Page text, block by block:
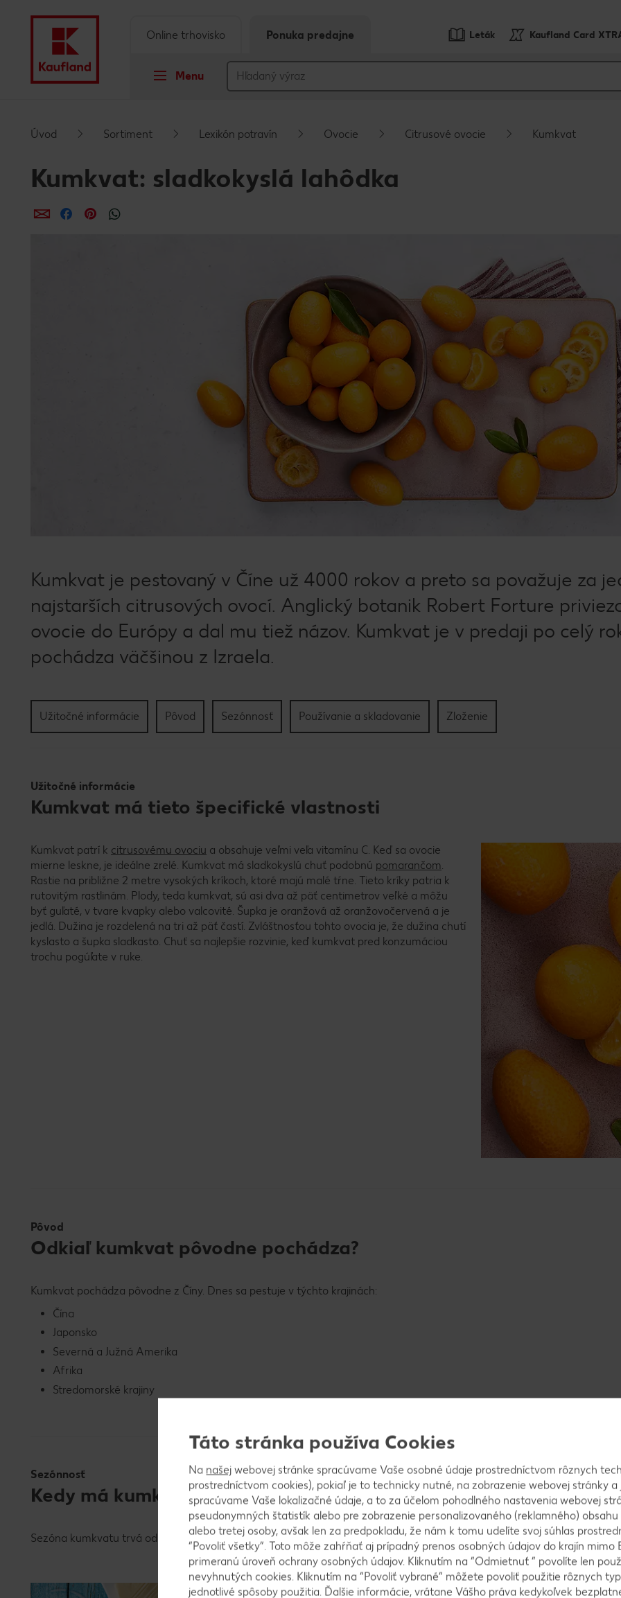
Leták Kaufland Card
Menu
Online trhovisko Ponuka predajne
Úvod Sortiment Lexikón potravín Ovocie Citrusové ovocie Kumkvat
Kumkvat: sladkokyslá lahôdka
ZdieľaťZdieľaťZdieľať
Kumkvat je pestovaný v Číne už 4000 rokov a preto sa považuje za
najstarších citrusových ovocí. Anglický botanik Robert Forture
ovocie do Európy a dal mu tiež názov. Kumkvat je v predaji po celý
pochádza väčšinou z Izraela.
Užitočné informácie Pôvod Sezónnosť Používanie a skladovanie Zloženie
Užitočné informácie
Kumkvat má tieto špecifické vlastnosti
Kumkvat patrí k citrusovému ovociu a obsahuje veľmi veľa vitamínu C. Keď sa ovocie
mierne leskne, je ideálne zrelé. Kumkvat má sladkokyslú chuť podobnú pomarančom.
Rastie na približne 2 metre vysokých kríkoch, ktoré majú malé tŕne. Tieto kríky patria k
rutovitým rastlinám. Plody, teda kumkvat, sú asi dva až päť centimetrov veľké a môžu
byť guľaté, v tvare kvapky alebo valcovité. Šupka je oranžová až oranžovočervená a je
jedlá. Dužina je rozdelená na tri až päť častí. Zvláštnosťou tohto ovocia je, že dužina chutí
kyslasto a šupka sladkasto. Chuť sa najlepšie rozvinie, keď kumkvat pred konzumáciou
trochu pogúľate v ruke.
Pôvod
Odkiaľ kumkvat pôvodne pochádza?
Kumkvat pochádza pôvodne z Číny. Dnes sa pestuje v týchto krajinách:
Čína
Japonsko
Severná a Južná Amerika
Afrika
Stredomorské krajiny
Sezónnosť
Kedy má kumkvat svoju sezónu?
Sezóna kumkvatu trvá od novembra do apríla, hlavnými mesiacmi zberu sú február a marec.
Naša ponuka ovocia a zeleniny
Táto stránka používa Cookies
Na našej webovej stránke spracúvame Vaše osobné údaje prostredníctvom rôznych
prostredníctvom cookies), pokiaľ je to technicky nutné, na zobrazenie webovej stránky
spracúvame Vaše lokalizačné údaje, a to za účelom pohodlného nastavenia webovej
pseudonymných štatistík alebo pre zobrazenie personalizovaného (reklamného)
alebo tretej osoby, avšak len za predpokladu, že nám k tomu udelíte svoj súhlas
“Povoliť všetky”. Toto môže zahŕňať aj prípadný prenos osobných údajov do krajín mimo
primeranú úroveň ochrany osobných údajov. Kliknutím na “Odmietnuť ” povolíte len
nevyhnutých cookies. Kliknutím na “Povoliť vybrané” môžete povoliť použitie rôznych
jednotlivé spôsoby použitia. Ďalšie informácie, vrátane Vášho práva kedykoľvek